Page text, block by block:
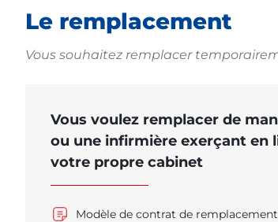
Le remplacement
Vous souhaitez remplacer
Vous voulez remplacer de
ou une infirmière exerçant en
votre propre cabinet
Modèle de contrat de